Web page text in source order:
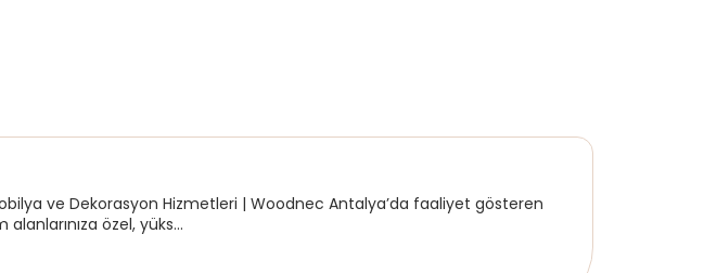
ve Dekorasyon Hizmetleri | Woodnec Antalya’da faaliyet gösteren
özel, yüks...